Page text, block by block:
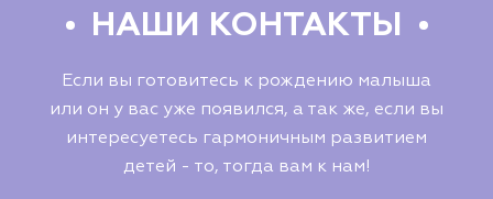
НАШИ КОНТАКТЫ
Если вы готовитесь к рождению малыша
или он у вас уже появился, а так же, если вы
интересуетесь гармоничным развитием
детей - то, тогда вам к нам!